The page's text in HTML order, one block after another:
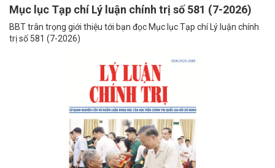
Mục lục Tạp chí Lý luận chính trị số 581 (7-2026)
BBT trân trọng giới thiệu tới bạn đọc Mục lục Tạp chí Lý luận chính
trị số 581 (7-2026)